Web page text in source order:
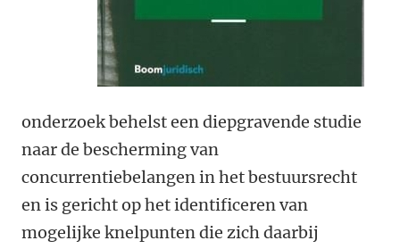
onderzoek behelst een diepgravende studie
naar de bescherming van
concurrentiebelangen in het bestuursrecht
en is gericht op het identificeren van
mogelijke knelpunten die zich daarbij